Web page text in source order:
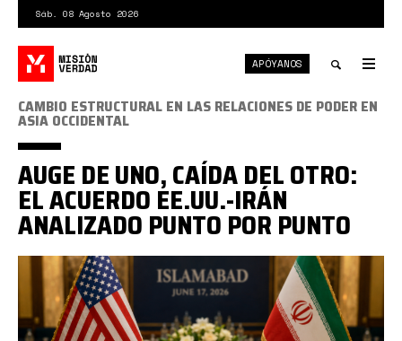
contenido
principal
Sáb. 08 Agosto 2026
Toggle
APÓYANOS
memorando
de
islamabad
CAMBIO ESTRUCTURAL EN LAS RELACIONES DE PODER EN
ASIA OCCIDENTAL
AUGE DE UNO, CAÍDA DEL OTRO:
EL ACUERDO EE.UU.-IRÁN
ANALIZADO PUNTO POR PUNTO